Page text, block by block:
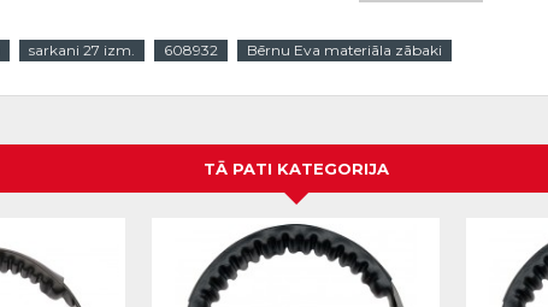
sarkani 27 izm. 608932 Bērnu Eva materiāla zābaki
TĀ PATI KATEGORIJA